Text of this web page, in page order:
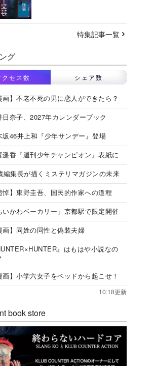
特集記事一覧
グ
クセス数 シェア数
画】不老不死の男に恋人ができたら？
日奈子、2027年カレンダーブック
坂46井上和『少年サンデー』登場
遥香『週刊少年チャンピオン』表紙に
編集長が描くミステリマガジンの未来
悼】東野圭吾、国民的作家への道程
いかわベーカリー」京都駅で限定開催
画】同姓の同性と偽装夫婦
』はもはや小説なの
画】小学六女子をベッドから起こせ！
10:18更新
book store